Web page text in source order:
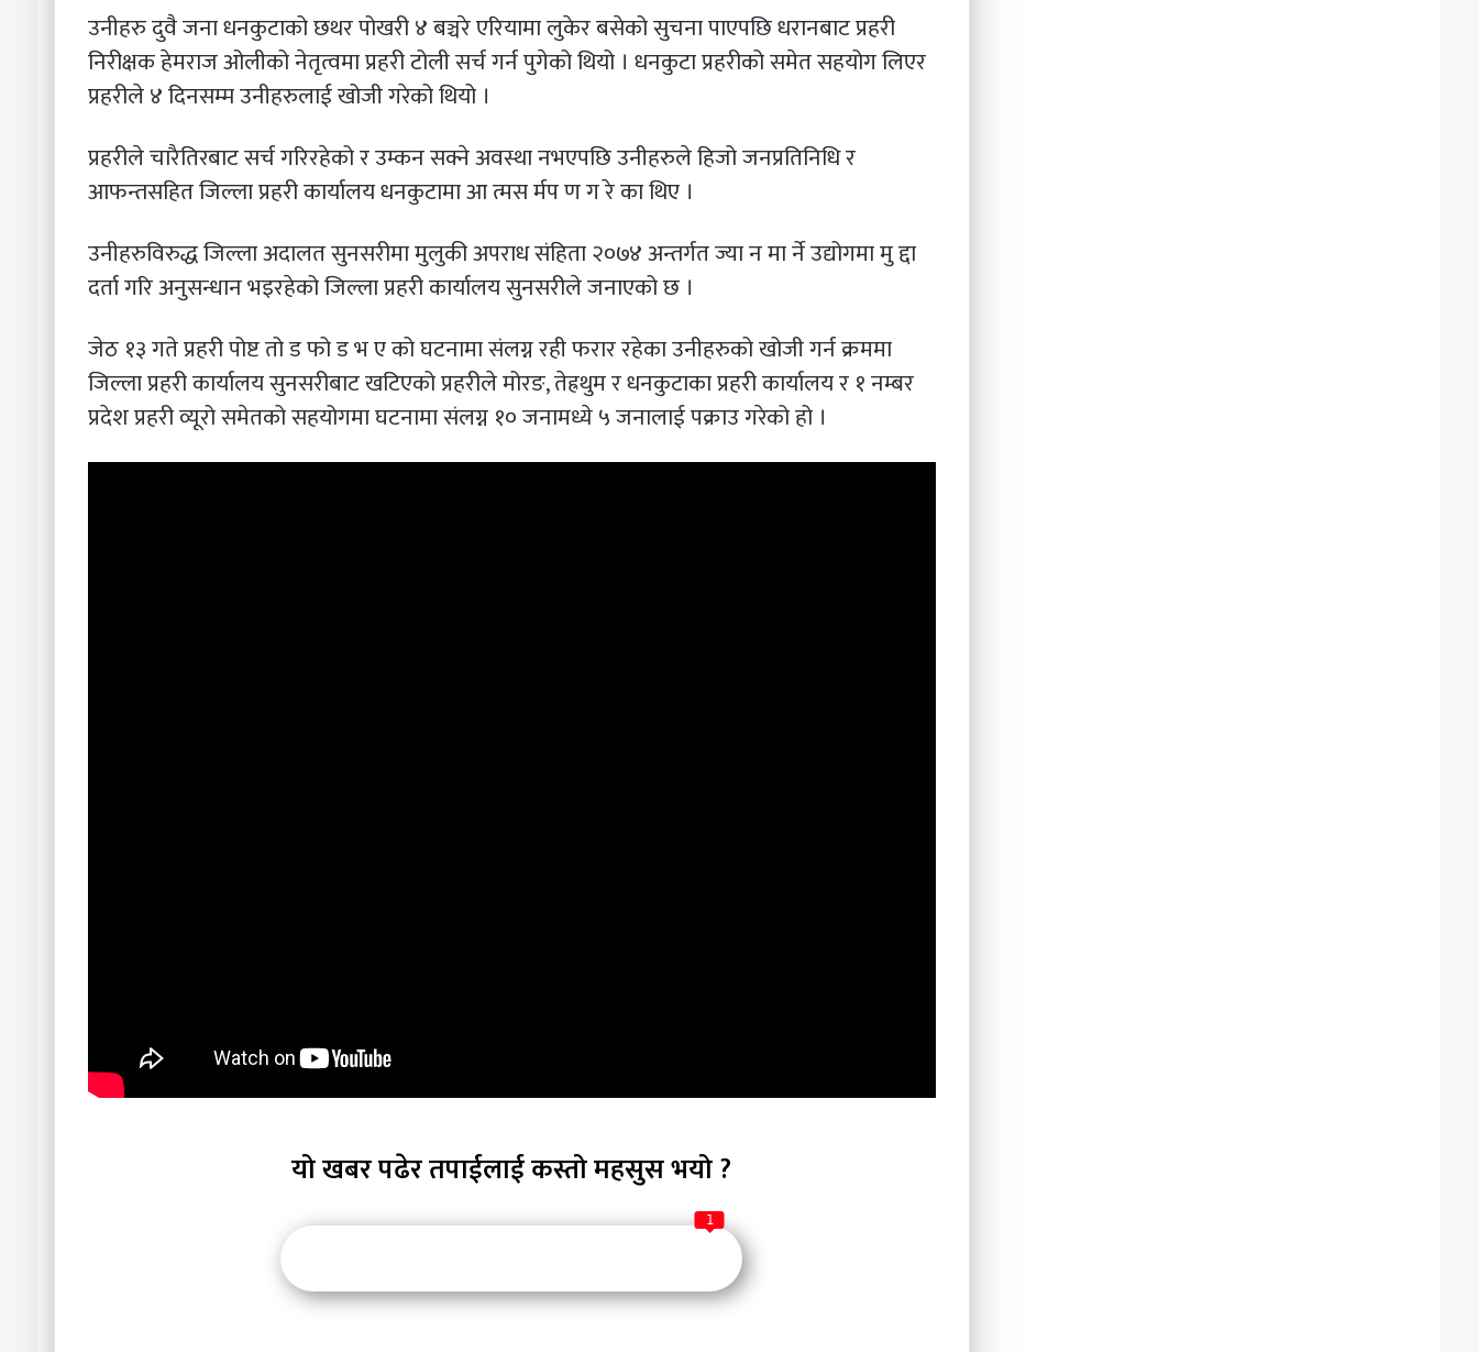
उनीहरु दुवै जना धनकुटाको छथर पोखरी ४ बञ्चरे एरियामा लुकेर बसेको सुचना पाएपछि धरानबाट प्रहरी
निरीक्षक हेमराज ओलीको नेतृत्वमा प्रहरी टोली सर्च गर्न पुगेको थियो । धनकुटा प्रहरीको समेत सहयोग लिएर
प्रहरीले ४ दिनसम्म उनीहरुलाई खोजी गरेको थियो ।
प्रहरीले चारैतिरबाट सर्च गरिरहेको र उम्कन सक्ने अवस्था नभएपछि उनीहरुले हिजो जनप्रतिनिधि र
आफन्तसहित जिल्ला प्रहरी कार्यालय धनकुटामा आ त्मस र्मप ण ग रे का थिए ।
उनीहरुविरुद्ध जिल्ला अदालत सुनसरीमा मुलुकी अपराध संहिता २०७४ अन्तर्गत ज्या न मा र्ने उद्योगमा मु द्दा
दर्ता गरि अनुसन्धान भइरहेको जिल्ला प्रहरी कार्यालय सुनसरीले जनाएको छ ।
जेठ १३ गते प्रहरी पोष्ट तो ड फो ड भ ए को घटनामा संलग्न रही फरार रहेका उनीहरुको खोजी गर्न क्रममा
जिल्ला प्रहरी कार्यालय सुनसरीबाट खटिएको प्रहरीले मोरङ, तेह्रथुम र धनकुटाका प्रहरी कार्यालय र १ नम्बर
प्रदेश प्रहरी व्यूरो समेतको सहयोगमा घटनामा संलग्न १० जनामध्ये ५ जनालाई पक्राउ गरेको हो ।
यो खबर पढेर तपाईलाई कस्तो महसुस भयो ?
1